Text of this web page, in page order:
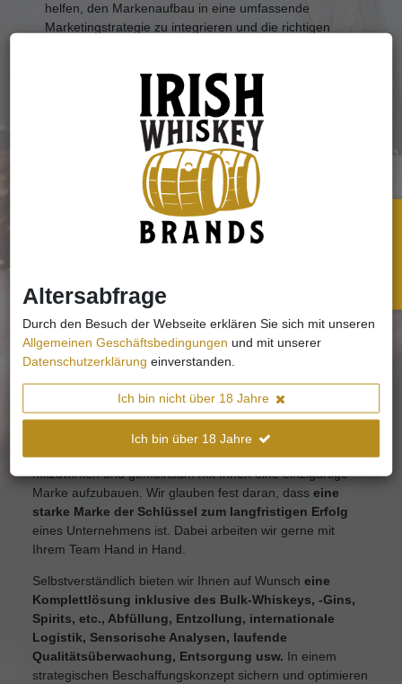
Altersabfrage
Durch den Besuch der Webseite erklären Sie sich mit unseren
Allgemeinen Geschäftsbedingungen und mit unserer
Datenschutzerklärung einverstanden.
Ich bin nicht über 18 Jahre
Ich bin über 18 Jahre
helfen, den Markenaufbau in eine umfassende
Marketingstrategie zu integrieren und die richtigen
5. Projektmanagement: Als erfahrene Projektmanager
können wir den Prozess derMarkenentwicklung von
Anfang bis Endeeffektiv steuern. Wir sind in der Lage,
mit verschiedenen Stakeholdern zusammenzuarbeiten,
den Projektzeitplan zu verwalten und sicherzustellen,
dass alle Meilensteine termingerecht erreicht werden.
Auch wird Ihre Marke auf Wunsch als Intialzündung
sofort sichtbar. Je nach Budget werden dann alle
weiteren Internationalisierungsstrategien angegangen.
Wir sind äußerst motiviert, an diesem spannenden Projekt
mitzuwirken und gemeinsam mit Ihnen eine einzigartige
Marke aufzubauen. Wir glauben fest daran, dass eine
starke Marke der Schlüssel zum langfristigen Erfolg
eines Unternehmens ist. Dabei arbeiten wir gerne mit
Ihrem Team Hand in Hand.
Selbstverständlich bieten wir Ihnen auf Wunsch eine
Komplettlösung inklusive des Bulk-Whiskeys, -Gins,
Spirits, etc., Abfüllung, Entzollung, internationale
Logistik, Sensorische Analysen, laufende
Qualitätsüberwachung, Entsorgung usw. In einem
strategischen Beschaffungskonzept sichern und optimieren